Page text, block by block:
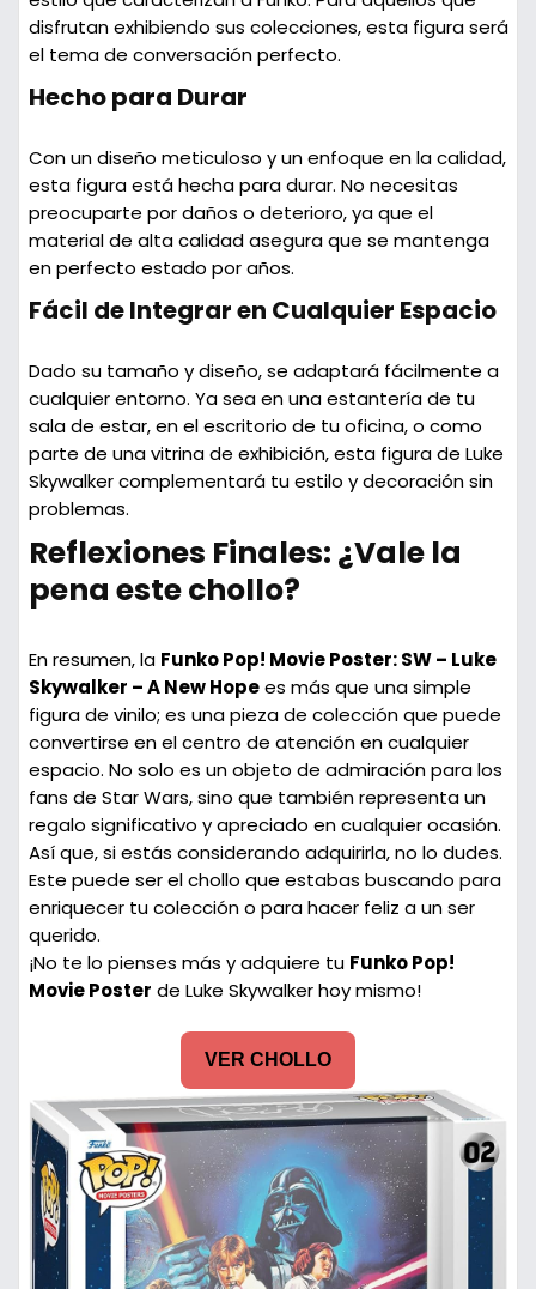
disfrutan exhibiendo sus colecciones, esta figura será
el tema de conversación perfecto.
Hecho para Durar
Con un diseño meticuloso y un enfoque en la calidad,
esta figura está hecha para durar. No necesitas
preocuparte por daños o deterioro, ya que el
material de alta calidad asegura que se mantenga
en perfecto estado por años.
Fácil de Integrar en Cualquier Espacio
Dado su tamaño y diseño, se adaptará fácilmente a
cualquier entorno. Ya sea en una estantería de tu
sala de estar, en el escritorio de tu oficina, o como
parte de una vitrina de exhibición, esta figura de Luke
Skywalker complementará tu estilo y decoración sin
problemas.
Reflexiones Finales: ¿Vale la
pena este chollo?
En resumen, la Funko Pop! Movie Poster: SW – Luke
Skywalker – A New Hopees más que una simple
figura de vinilo; es una pieza de colección que puede
convertirse en el centro de atención en cualquier
espacio. No solo es un objeto de admiración para los
fans de Star Wars, sino que también representa un
regalo significativo y apreciado en cualquier ocasión.
Así que, si estás considerando adquirirla, no lo dudes.
Este puede ser el chollo que estabas buscando para
enriquecer tu colección o para hacer feliz a un ser
querido.
¡No te lo pienses más y adquiere tu Funko Pop!
Movie Poster de Luke Skywalker hoy mismo!
VER CHOLLO